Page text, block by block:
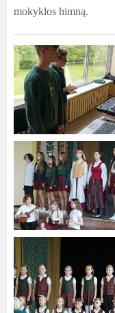
mokyklos himną.